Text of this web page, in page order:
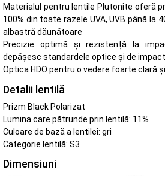
Materialul pentru lentile Plutonite oferă
100% din toate razele UVA, UVB până la
albastră dăunătoare
Precizie optimă și rezistență la
depășesc standardele optice și de impact
Optica HDO pentru o vedere foarte clară
Detalii lentilă
Prizm Black Polarizat
Lumina care pătrunde prin lentilă: 11%
Culoare de bază a lentilei: gri
Categorie lentilă: S3
Dimensiuni